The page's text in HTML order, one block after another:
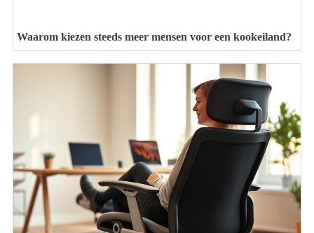
Waarom kiezen steeds meer mensen voor een kookeiland?